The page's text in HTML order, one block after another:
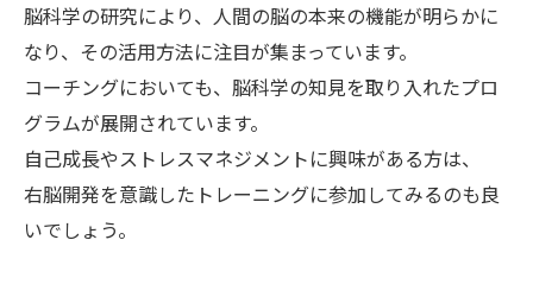
脳科学の研究により、人間の脳の本来の機能が明らかに
なり、その活用方法に注目が集まっています。
コーチングにおいても、脳科学の知見を取り入れたプロ
グラムが展開されています。
自己成長やストレスマネジメントに興味がある方は、
右脳開発を意識したトレーニングに参加してみるのも良
いでしょう。